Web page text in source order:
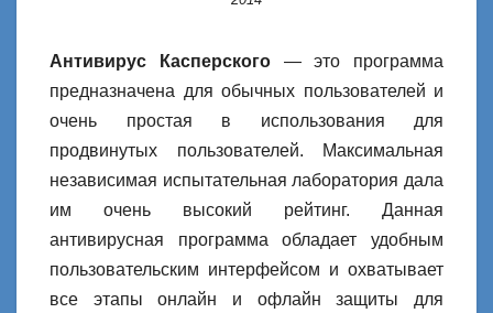
Антивирус Касперского— это программа
предназначена для обычных пользователей и
очень простая в использования для
продвинутых пользователей. Максимальная
независимая испытательная лаборатория дала
им очень высокий рейтинг. Данная
антивирусная программа обладает удобным
пользовательским интерфейсом и охватывает
все этапы онлайн и офлайн защиты для